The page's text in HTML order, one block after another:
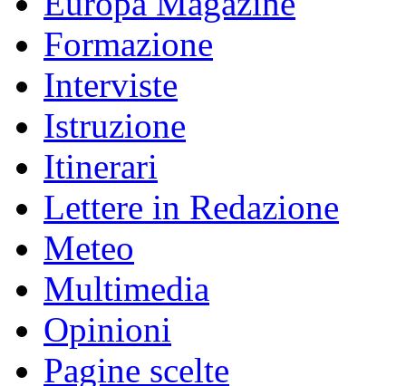
Formazione
Interviste
Istruzione
Itinerari
Lettere in Redazione
Meteo
Multimedia
Opinioni
Pagine scelte